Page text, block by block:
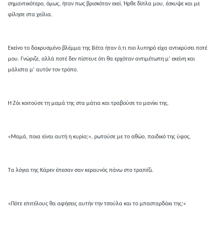
σημαντικότερο, όμως, ήταν πως βρισκόταν εκεί. Ήρθε δίπλα μου, έσκυψε και με
φίλησε στα χείλια.
Εκείνο το δακρυσμένο βλέμμα της Βέτα ήταν ό,τι πιο λυπηρό είχα αντικρύσει ποτέ
μου. Γνώριζε, αλλά ποτέ δεν πίστευε ότι θα ερχόταν αντιμέτωπη μ’ εκείνη και
μάλιστα μ’ αυτόν τον τρόπο.
Η Ζόι κοιτούσε τη μαμά της στα μάτια και τραβούσε το μανίκι της.
«Μαμά, ποια είναι αυτή η κυρία;», ρωτούσε με το αθώο, παιδικό της ύφος.
Τα λόγια της Κάρεν έπεσαν σαν κεραυνός πάνω στο τραπέζι.
«Πότε επιτέλους θα αφήσεις αυτήν την τσούλα και το μπασταρδάκι της;»